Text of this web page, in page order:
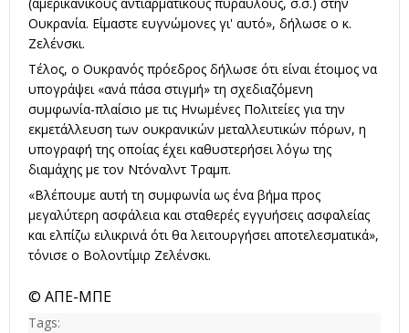
(αμερικανικούς αντιαρματικούς πυραύλους, σ.σ.) στην
Ουκρανία. Είμαστε ευγνώμονες γι' αυτό», δήλωσε ο κ.
Ζελένσκι.
Τέλος, ο Ουκρανός πρόεδρος δήλωσε ότι είναι έτοιμος να
υπογράψει «ανά πάσα στιγμή» τη σχεδιαζόμενη
συμφωνία-πλαίσιο με τις Ηνωμένες Πολιτείες για την
εκμετάλλευση των ουκρανικών μεταλλευτικών πόρων, η
υπογραφή της οποίας έχει καθυστερήσει λόγω της
διαμάχης με τον Ντόναλντ Τραμπ.
«Βλέπουμε αυτή τη συμφωνία ως ένα βήμα προς
μεγαλύτερη ασφάλεια και σταθερές εγγυήσεις ασφαλείας
και ελπίζω ειλικρινά ότι θα λειτουργήσει αποτελεσματικά»,
τόνισε ο Βολοντίμιρ Ζελένσκι.
© ΑΠΕ-ΜΠΕ
Tags: